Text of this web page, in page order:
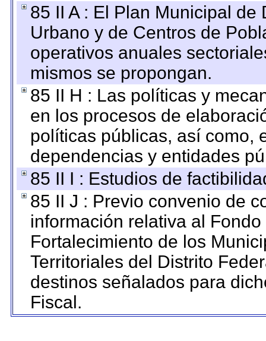
85 II A : El Plan Municipal
Urbano y de Centros de
operativos anuales
mismos se propongan.
85 II H : Las políticas y
en los procesos de
políticas públicas, así como,
dependencias y entidades
85 II I : Estudios de
85 II J : Previo convenio de
información relativa al
Fortalecimiento de los
Territoriales del Distrito
destinos señalados para
Fiscal.